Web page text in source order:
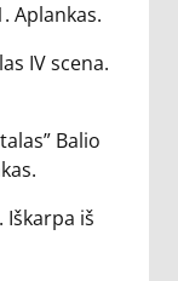
Aplankas.
IV scena.
Balio
Iškarpa iš